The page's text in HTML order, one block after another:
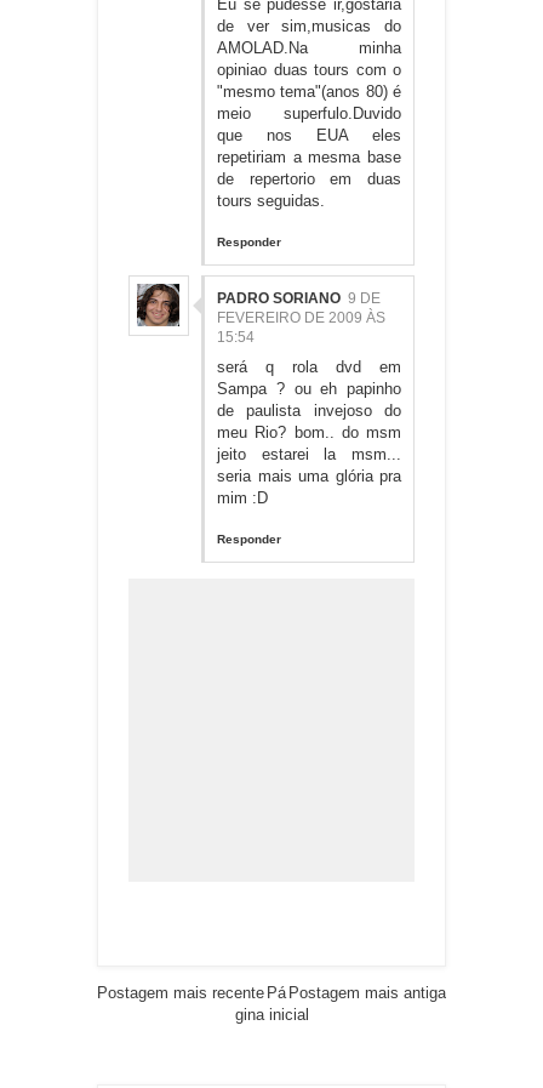
Eu se pudesse ir,gostaria
de ver sim,musicas do
AMOLAD.Na minha
opiniao duas tours com o
"mesmo tema"(anos 80) é
meio superfulo.Duvido
que nos EUA eles
repetiriam a mesma base
de repertorio em duas
tours seguidas.
Responder
PADRO SORIANO 9 DE
FEVEREIRO DE 2009 ÀS
15:54
será q rola dvd em
Sampa ? ou eh papinho
de paulista invejoso do
meu Rio? bom.. do msm
jeito estarei la msm...
seria mais uma glória pra
mim :D
Responder
Postagem mais recente Postagem mais antiga
Pá
gina inicial